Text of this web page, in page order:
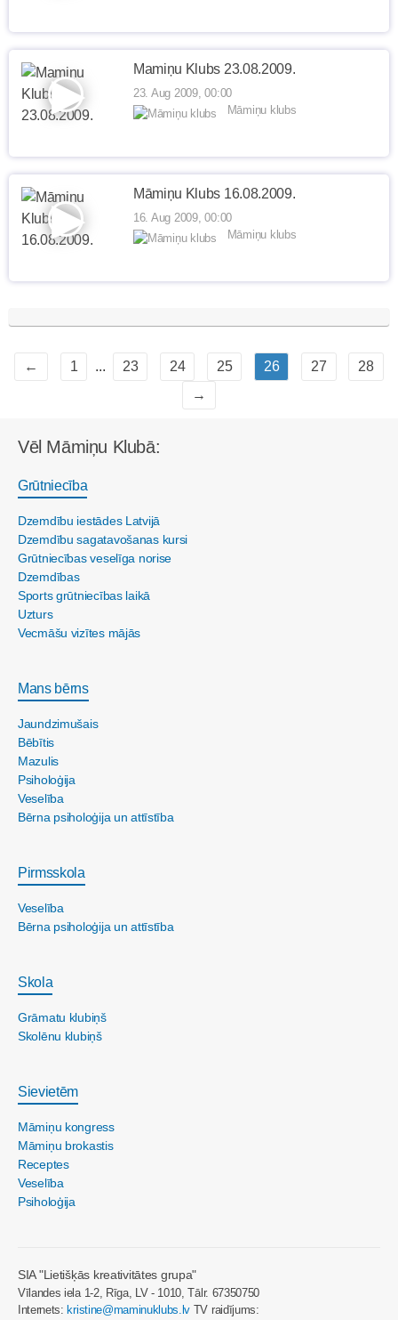
Mamiņu Klubs 23.08.2009.
23. Aug 2009, 00:00
Māmiņu klubs
Māmiņu Klubs 16.08.2009.
16. Aug 2009, 00:00
Māmiņu klubs
← 1 ... 23 24 25 26 27
28
→
Vēl Māmiņu Klubā:
Grūtniecība
Dzemdību iestādes Latvijā
Dzemdību sagatavošanas kursi
Grūtniecības veselīga norise
Dzemdības
Sports grūtniecības laikā
Uzturs
Vecmāšu vizītes mājās
Mans bērns
Jaundzimušais
Bēbītis
Mazulis
Psiholoģija
Veselība
Bērna psiholoģija un attīstība
Pirmsskola
Veselība
Bērna psiholoģija un attīstība
Skola
Grāmatu klubiņš
Skolēnu klubiņš
Sievietēm
Māmiņu kongress
Māmiņu brokastis
Receptes
Veselība
Psiholoģija
SIA "Lietišķās kreativitātes grupa"
Vīlandes iela 1-2, Rīga, LV - 1010, Tālr. 67350750
Internets: kristine@maminuklubs.lv TV raidījums: